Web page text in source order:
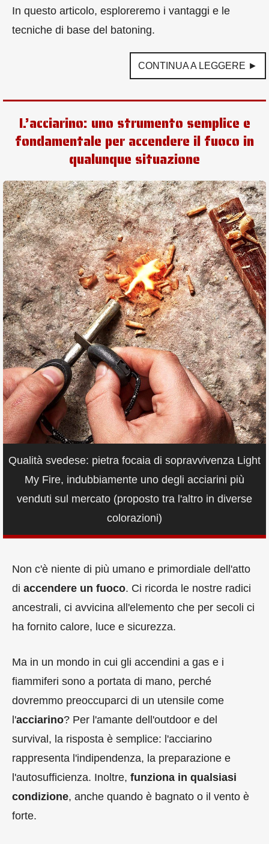
In questo articolo, esploreremo i vantaggi e le
tecniche di base del batoning.
CONTINUA A LEGGERE ►
L’acciarino: uno strumento semplice e
fondamentale per accendere il fuoco in
qualunque situazione
Qualità svedese: pietra focaia di sopravvivenza Light
My Fire, indubbiamente uno degli acciarini più
venduti sul mercato (proposto tra l'altro in diverse
colorazioni)
Non c'è niente di più umano e primordiale dell'atto
di accendere un fuoco. Ci ricorda le nostre radici
ancestrali, ci avvicina all'elemento che per secoli ci
ha fornito calore, luce e sicurezza.
Ma in un mondo in cui gli accendini a gas e i
fiammiferi sono a portata di mano, perché
dovremmo preoccuparci di un utensile come
l'acciarino? Per l'amante dell'outdoor e del
survival, la risposta è semplice: l'acciarino
rappresenta l'indipendenza, la preparazione e
l'autosufficienza. Inoltre, funziona in qualsiasi
condizione, anche quando è bagnato o il vento è
forte.